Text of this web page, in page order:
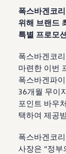
FAQ
폭스바겐코
위해 브랜드
특별 프로모
폭스바겐코
마련한 이번
폭스바겐파
36개월 무이
포인트 바우
택하여 제공
폭스바겐코
사장은 “정